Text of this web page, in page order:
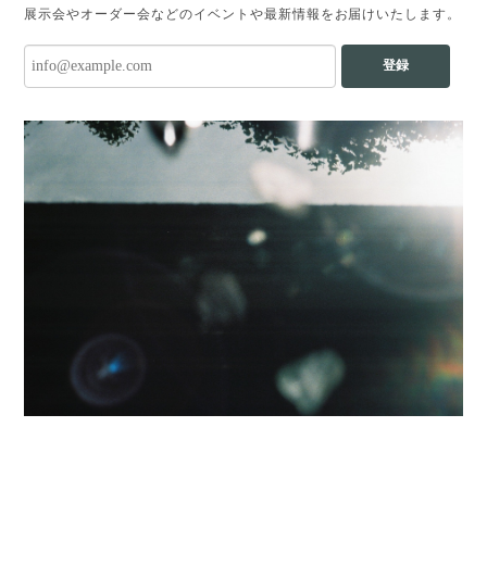
展示会やオーダー会などのイベントや最新情報をお届けいたします。
登録